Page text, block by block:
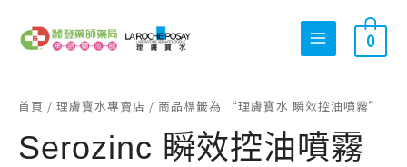
0
首頁 / 理膚寶水專賣店 / 商品標籤為 “理膚寶水 瞬效控油噴霧”
Serozinc 瞬效控油噴霧
尋
字
: